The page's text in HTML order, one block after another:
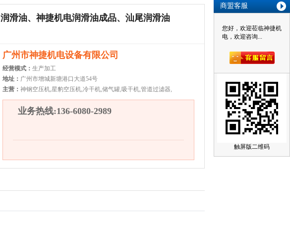
商盟客服
您好，欢迎莅临神捷机
电，欢迎咨询...
触屏版二维码
润滑油、神捷机电润滑油成品、汕尾润滑油
广州市神捷机电设备有限公司
经营模式： 生产加工
地址： 广州市增城新塘港口大道54号
主营： 神钢空压机,星豹空压机,冷干机,储气罐,吸干机,管道过滤器,
业务热线:136-6080-2989